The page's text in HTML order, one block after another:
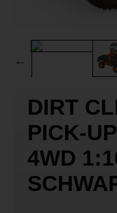
DIRT
PICK-
4WD